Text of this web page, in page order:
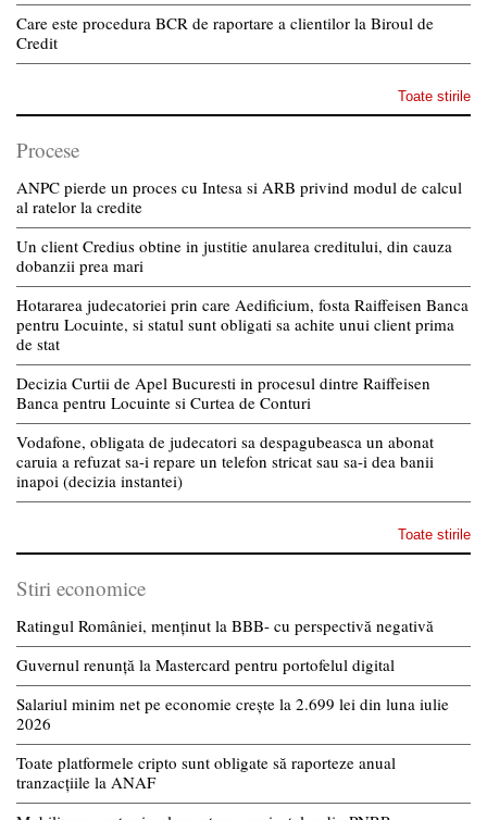
Care este procedura BCR de raportare a clientilor la Biroul de
Credit
Toate stirile
Procese
ANPC pierde un proces cu Intesa si ARB privind modul de calcul
al ratelor la credite
Un client Credius obtine in justitie anularea creditului, din cauza
dobanzii prea mari
Hotararea judecatoriei prin care Aedificium, fosta Raiffeisen Banca
pentru Locuinte, si statul sunt obligati sa achite unui client prima
de stat
Decizia Curtii de Apel Bucuresti in procesul dintre Raiffeisen
Banca pentru Locuinte si Curtea de Conturi
Vodafone, obligata de judecatori sa despagubeasca un abonat
caruia a refuzat sa-i repare un telefon stricat sau sa-i dea banii
inapoi (decizia instantei)
Toate stirile
Stiri economice
Ratingul României, menținut la BBB- cu perspectivă negativă
Guvernul renunță la Mastercard pentru portofelul digital
Salariul minim net pe economie crește la 2.699 lei din luna iulie
2026
Toate platformele cripto sunt obligate să raporteze anual
tranzacțiile la ANAF